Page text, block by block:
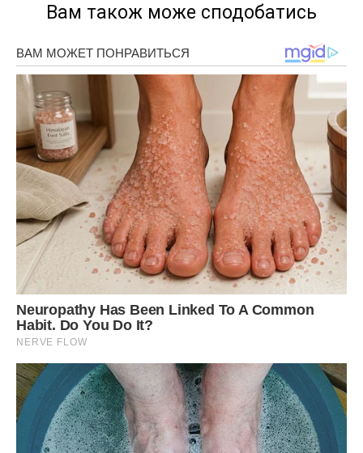
Вам також може сподобатись